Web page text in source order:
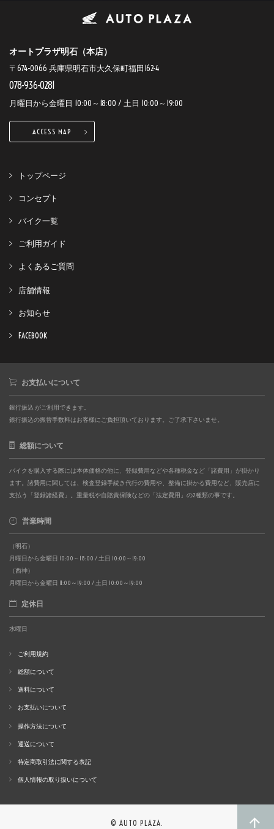
オートプラザ明石（本店）
〒674-0066 兵庫県明石市大久保町福田162-4
078-936-0281
月曜日から金曜日 10:00～18:00 / 土日 10:00～19:00
ACCESS MAP
トップページ
コンセプト
バイク一覧
ご利用ガイド
よくあるご質問
店舗情報
お知らせ
FACEBOOK
お支払いについて
銀行振込 がご利用できます。
銀行振込の振替手数料はお客様にご負担頂いております。ご了承下さいませ。
総額について
バイクを購入する際には本体価格の他に、登録費用などや各種税金など「諸費用」が掛かり
ます。諸費用に関しては、検査登録手続き代行の費用や、整備に掛かる費用など、販売店に
支払う「登録諸経費」。重量税や自賠責保険などの「法定費用」の2種類の事です。
営業時間
（明石）
月曜日から金曜日 10:00～18:00 / 土日 10:00～19:00
（西神）
月曜日から金曜日 11:00～19:00 / 土日 10:00～19:00
定休日
水曜日
ご利用規約
総額について
送料について
お支払いについて
操作方法について
運送について
特定商取引法に関する表記
個人情報の取り扱いについて
© AUTO PLAZA.